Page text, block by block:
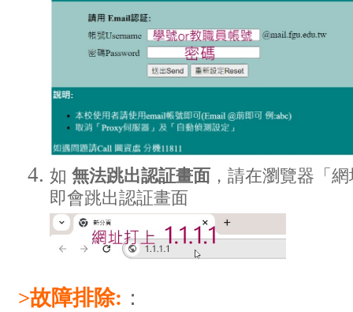
如 無法跳出認証畫面 ，請在瀏覽器「
即會跳出認証畫面
>故障排除: ：